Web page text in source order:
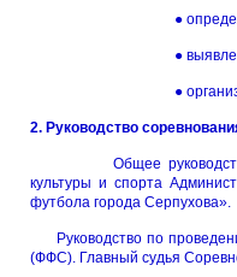
●
●
●
2. Руководство
Общее руководство
культуры и спорта
футбола города Серпухова».
Руководство по
(ФФС). Главный судья